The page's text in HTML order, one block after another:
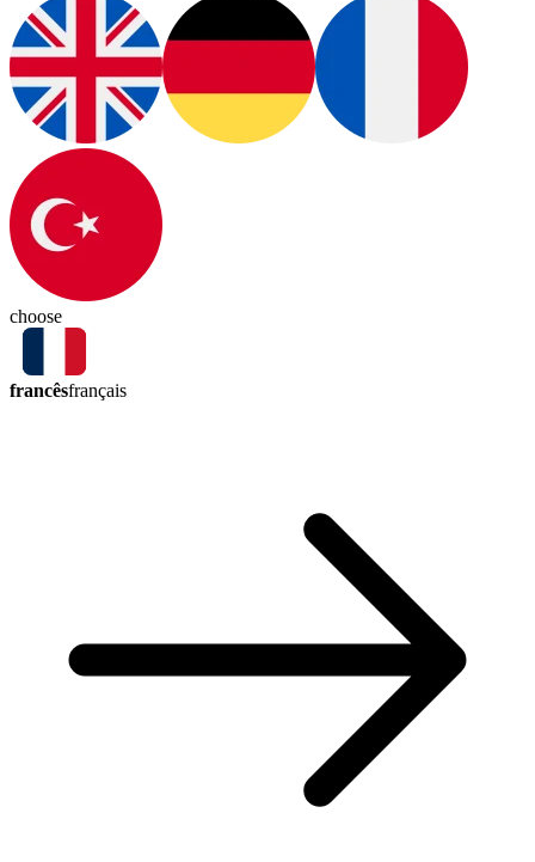
choose
francêsfrançais